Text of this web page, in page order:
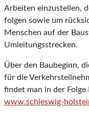
Arbeiten einzustellen,
folgen sowie um
Menschen auf der
Umleitungsstrecken.
Über den Baubeginn,
für die
findet man in der
www.schleswig-